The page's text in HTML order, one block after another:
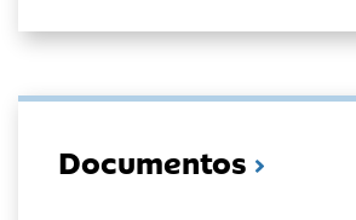
Documentos